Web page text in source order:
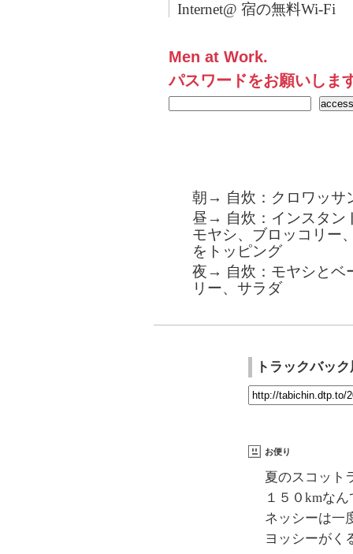
Internet@ 宿の無料Wi-Fi
Men at Work.
パスワードをお願いしま
朝→ 自炊：クロワッサ
昼→ 自炊：インスタン
モヤシ、ブロッコリー
をトッピング
夜→ 自炊：モヤシとベ
リー、サラダ
トラックバッ
お便り
夏のスコッ
１５０kmな
ネッシーは一
ヨッシーがく